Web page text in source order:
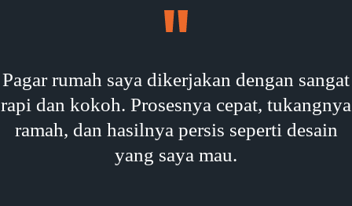
Pagar rumah saya dikerjakan dengan sangat
rapi dan kokoh. Prosesnya cepat, tukangnya
ramah, dan hasilnya persis seperti desain
yang saya mau.